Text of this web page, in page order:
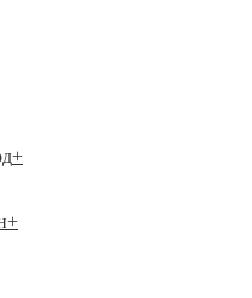
+
+